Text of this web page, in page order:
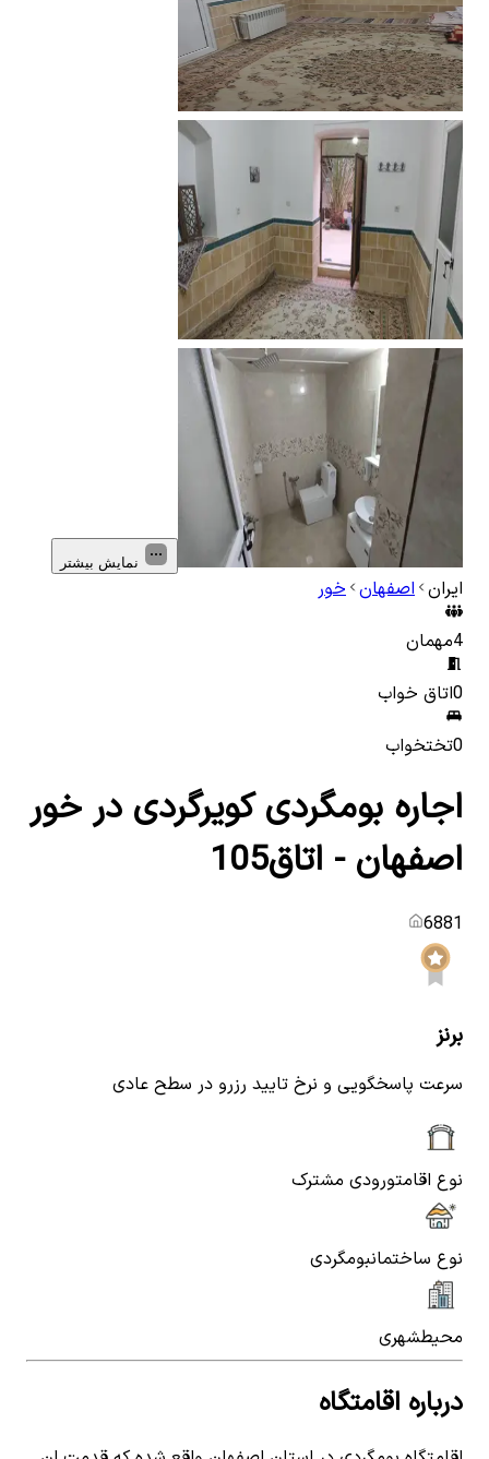
نمایش بیشتر
ایران اصفهان خور
4مهمان
0اتاق خواب
0تختخواب
اجاره بومگردی کویرگردی در خور
اصفهان - اتاق105
6881
برنز
سرعت پاسخگویی و نرخ تایید رزرو در سطح عادی
نوع اقامتورودی مشترک
نوع ساختمانبومگردی
محیطشهری
درباره اقامتگاه